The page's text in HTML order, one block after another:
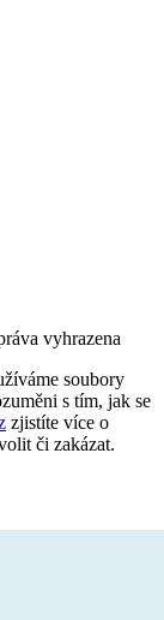
vyhrazena
soubory
s tím, jak se
zjistíte více o
či zakázat.